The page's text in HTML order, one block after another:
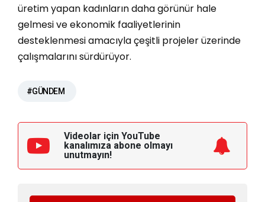
üretim yapan kadınların daha görünür hale
gelmesi ve ekonomik faaliyetlerinin
desteklenmesi amacıyla çeşitli projeler üzerinde
çalışmalarını sürdürüyor.
#GÜNDEM
Videolar için YouTube
kanalımıza abone olmayı
unutmayın!